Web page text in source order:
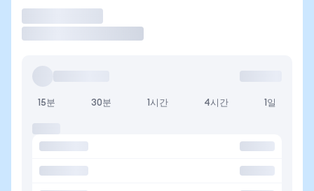
15분 30분 1시간 4시간 1일